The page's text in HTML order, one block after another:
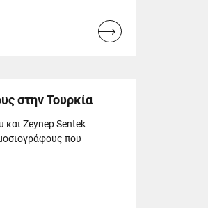
Read
στην Τουρκία
και Zeynep Sentek
που